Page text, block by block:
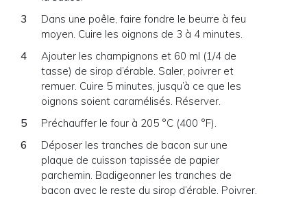
Dans une poêle, faire fondre le beurre à feu
moyen. Cuire les oignons de 3 à 4 minutes.
Ajouter les champignons et 60 ml (1/4 de
tasse) de sirop d’érable. Saler, poivrer et
remuer. Cuire 5 minutes, jusqu’à ce que les
oignons soient caramélisés. Réserver.
Préchauffer le four à 205 °C (400 °F).
Déposer les tranches de bacon sur une
plaque de cuisson tapissée de papier
parchemin. Badigeonner les tranches de
bacon avec le reste du sirop d’érable. Poivrer.